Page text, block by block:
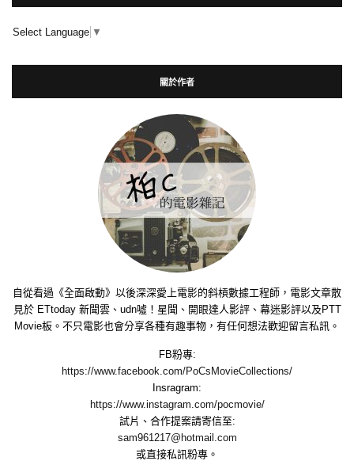
Select Language ▼
關於作者
自從看過《全面啟動》以後深深愛上電影的斜槓數據工程師，電影文章散
見於 ETtoday 新聞雲、udn噓！星聞、開眼達人影評、幕迷影評以及PTT
Movie板。不只電影也會分享各種有趣事物，有任何想法歡迎留言私訊。
FB粉專:
https://www.facebook.com/PoCsMovieCollections/
Insragram:
https://www.instagram.com/pocmovie/
試片、合作提案請寄信至:
sam961217@hotmail.com
或直接私訊粉專。